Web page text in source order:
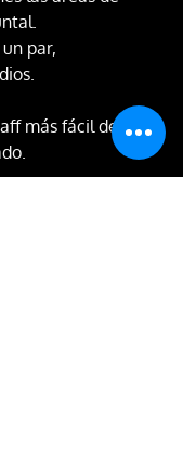
par,
más fácil de